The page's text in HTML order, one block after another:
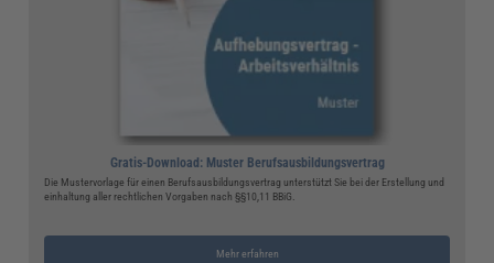
Gratis-Download: Muster Berufsausbildungsvertrag
Die Mustervorlage für einen Berufsausbildungsvertrag unterstützt Sie bei der Erstellung und
einhaltung aller rechtlichen Vorgaben nach §§10,11 BBiG.
Mehr erfahren